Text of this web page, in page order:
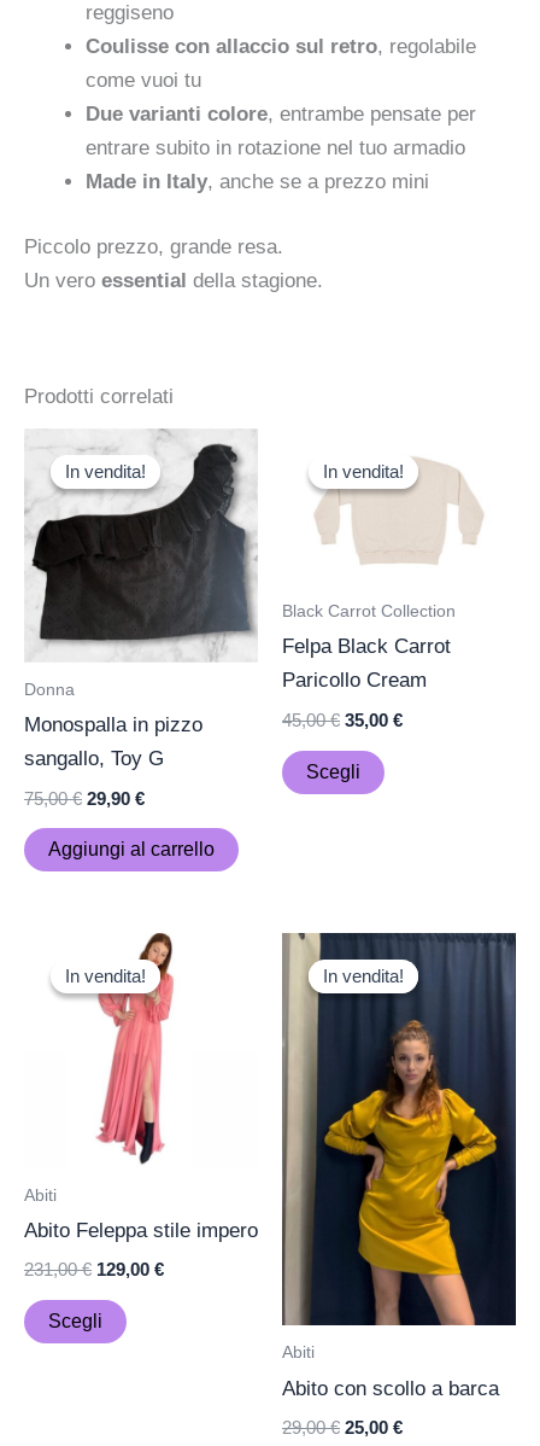
reggiseno
Coulisse con allaccio sul retro, regolabile
come vuoi tu
Due varianti colore, entrambe pensate per
entrare subito in rotazione nel tuo armadio
Made in Italy, anche se a prezzo mini
Piccolo prezzo, grande resa.
Un vero essential della stagione.
Prodotti correlati
In vendita!
In vendita!
Donna
Monospalla in pizzo
sangallo, Toy G
75,00€
prezzo
originale
29,90 €
prezzo
attuale
è:
29,90 €.
Aggiungi al carrello
In vendita!
In vendita!
Black Carrot Collection
Felpa Black Carrot
Paricollo Cream
45,00€
prezzo
originale
era:
45,00 €.
35,00 €
prezzo
attuale
35,00 €.
Scegli
prodotto
Le
opzioni
possono
essere
nella
In vendita!
In vendita!
Abiti
Abito Feleppa stile impero
231,00€
prezzo
originale
era:
231,00 €.
129,00 €
Il
prezzo
attuale
è:
Scegli
Questo
prodotto
ha
più
varianti.
Le
opzioni
essere
nella
pagina
In vendita!
In vendita!
Abiti
Abito con scollo a barca
29,00€
prezzo
originale
29,00 €.
25,00 €
prezzo
attuale
25,00 €.